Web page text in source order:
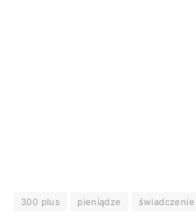
300 plus pieniądze świadczenie